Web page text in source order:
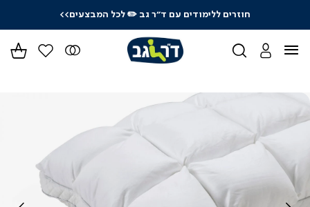
חוזרים ללימודים עם ד"ר גב✏️ לכל המבצעים>>